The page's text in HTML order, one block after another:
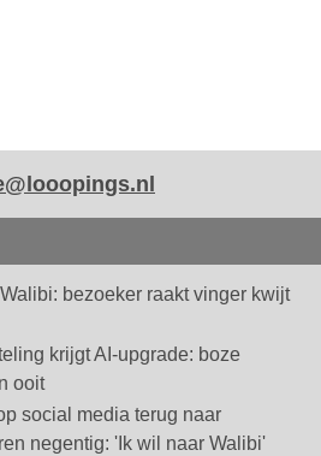
bezoeker raakt vinger kwijt
krijgt AI-upgrade: boze
ooit
social media terug naar
negentig: 'Ik wil naar Walibi'